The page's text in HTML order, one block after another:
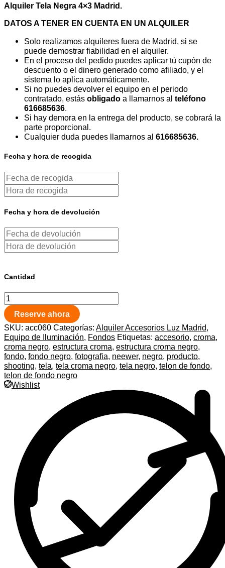
Alquiler Tela Negra 4×3 Madrid.
DATOS A TENER EN CUENTA EN UN ALQUILER
Solo realizamos alquileres fuera de Madrid, si se
puede demostrar fiabilidad en el alquiler.
En el proceso del pedido puedes aplicar tú cupón de
descuento o el dinero generado como afiliado, y el
sistema lo aplica automáticamente.
Si no puedes devolver el equipo en el periodo
contratado, estás obligado a llamarnos al teléfono
616685636.
Si hay demora en la entrega del producto, se cobrará la
parte proporcional.
Cualquier duda puedes llamarnos al 616685636.
Fecha y hora de recogida
Fecha y hora de devolución
Cantidad
Reserve ahora
SKU: acc060 Categorías: Alquiler Accesorios Luz Madrid,
Equipo de Iluminación, Fondos Etiquetas: accesorio, croma,
croma negro, estructura croma, estructura croma negro,
fondo, fondo negro, fotografia, neewer, negro, producto,
shooting, tela, tela croma negro, tela negro, telon de fondo,
telon de fondo negro
Wishlist